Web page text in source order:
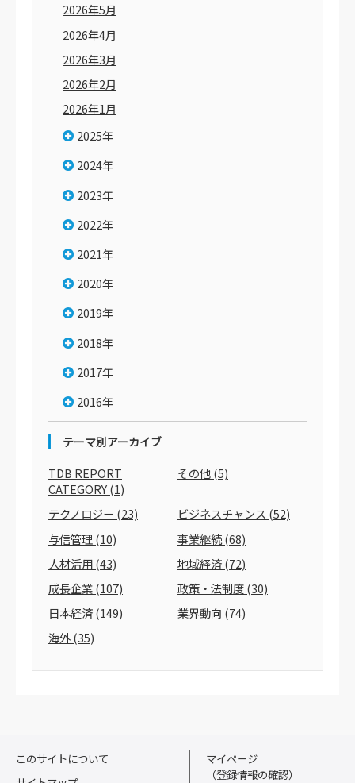
2026年5月
2026年4月
2026年3月
2026年2月
2026年1月
2025年
2024年
2023年
2022年
2021年
2020年
2019年
2018年
2017年
2016年
テーマ別アーカイブ
TDB REPORT
CATEGORY(1)
その他(5)
テクノロジー (23) ビジネスチャンス (52)
与信管理(10) 事業継続(68)
人材活用(43) 地域経済(72)
成長企業(107) 政策・法制度(30)
日本経済(149) 業界動向 (74)
海外(35)
このサイトについて
マイページ
（登録情報の確認）